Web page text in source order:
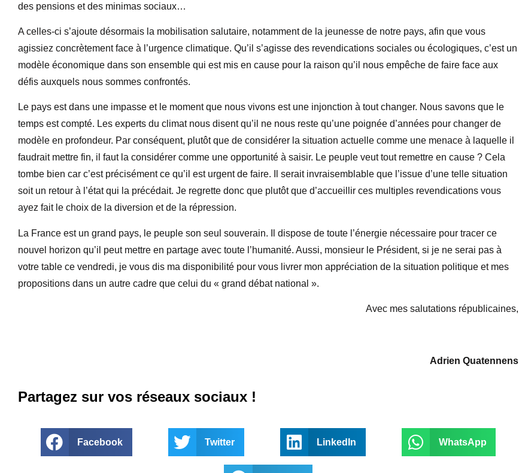
des pensions et des minimas sociaux…
A celles-ci s’ajoute désormais la mobilisation salutaire, notamment de la jeunesse de notre pays, afin que vous
agissiez concrètement face à l’urgence climatique. Qu’il s’agisse des revendications sociales ou écologiques, c’est un
modèle économique dans son ensemble qui est mis en cause pour la raison qu’il nous empêche de faire face aux
défis auxquels nous sommes confrontés.
Le pays est dans une impasse et le moment que nous vivons est une injonction à tout changer. Nous savons que le
temps est compté. Les experts du climat nous disent qu’il ne nous reste qu’une poignée d’années pour changer de
modèle en profondeur. Par conséquent, plutôt que de considérer la situation actuelle comme une menace à laquelle il
faudrait mettre fin, il faut la considérer comme une opportunité à saisir. Le peuple veut tout remettre en cause ? Cela
tombe bien car c’est précisément ce qu’il est urgent de faire. Il serait invraisemblable que l’issue d’une telle situation
soit un retour à l’état qui la précédait. Je regrette donc que plutôt que d’accueillir ces multiples revendications vous
ayez fait le choix de la diversion et de la répression.
La France est un grand pays, le peuple son seul souverain. Il dispose de toute l’énergie nécessaire pour tracer ce
nouvel horizon qu’il peut mettre en partage avec toute l’humanité. Aussi, monsieur le Président, si je ne serai pas à
votre table ce vendredi, je vous dis ma disponibilité pour vous livrer mon appréciation de la situation politique et mes
propositions dans un autre cadre que celui du « grand débat national ».
Avec mes salutations républicaines,
Adrien Quatennens
Partagez sur vos réseaux sociaux !
Facebook Twitter LinkedIn WhatsApp